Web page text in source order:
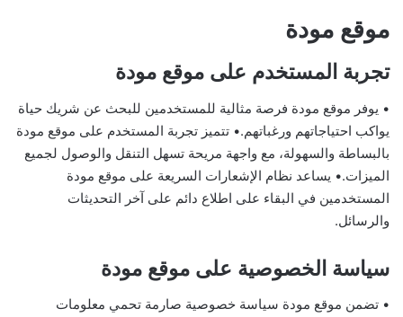
موقع مودة
تجربة المستخدم على موقع مودة
• يوفر موقع مودة فرصة مثالية للمستخدمين للبحث عن شريك حياة
يواكب احتياجاتهم ورغباتهم.• تتميز تجربة المستخدم على موقع مودة
بالبساطة والسهولة، مع واجهة مريحة تسهل التنقل والوصول لجميع
الميزات.• يساعد نظام الإشعارات السريعة على موقع مودة
المستخدمين في البقاء على اطلاع دائم على آخر التحديثات
والرسائل.
سياسة الخصوصية على موقع مودة
• تضمن موقع مودة سياسة خصوصية صارمة تحمي معلومات